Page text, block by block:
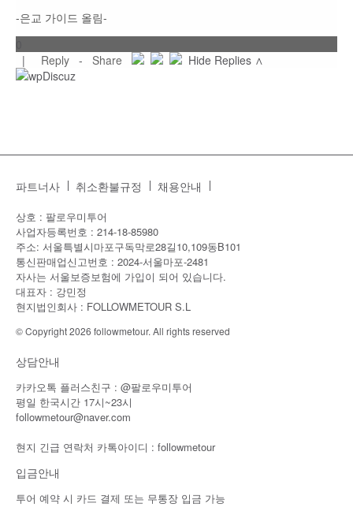
-은교 가이드 올림-
|
Reply - Share Hide Replies ∧
파트너사 취소환불규정 채용안내
상호 : 팔로우미투어
사업자등록번호 : 214-18-85980
주소: 서울특별시마포구독막로28길10,109동B101
통신판매업신고번호 : 2024-서울마포-2481
자사는 서울보증보험에 가입이 되어 있습니다.
대표자 : 강민정
현지법인회사 : FOLLOWMETOUR S.L
© Copyright 2026 followmetour. All rights reserved
상담안내
카카오톡 플러스친구 : @팔로우미투어
평일 한국시간 17시~23시
followmetour@naver.com
현지 긴급 연락처 카톡아이디 : followmetour
입금안내
투어 예약 시 카드 결제 또는 무통장 입금 가능